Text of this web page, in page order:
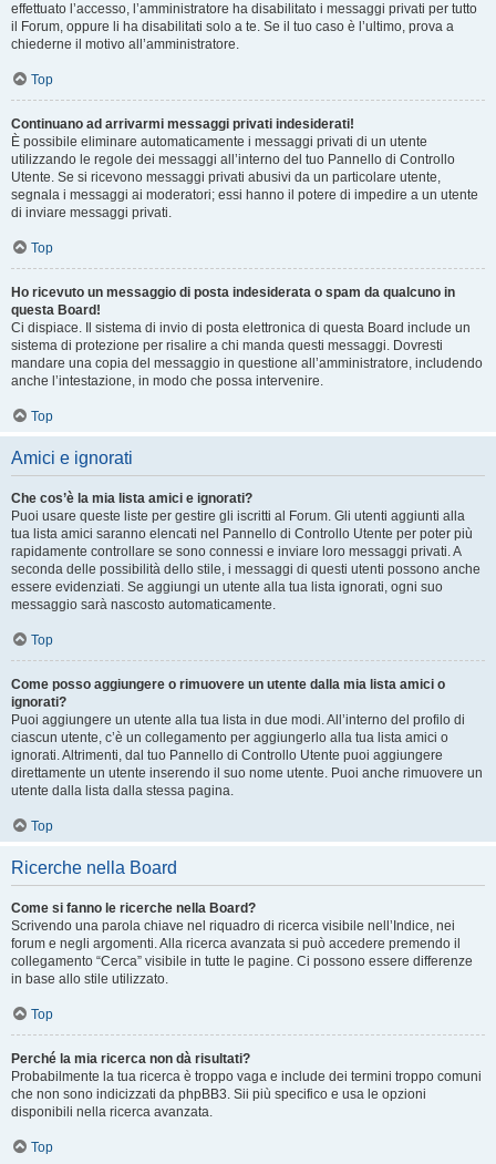
effettuato l’accesso, l’amministratore ha disabilitato i messaggi privati per tutto
il Forum, oppure li ha disabilitati solo a te. Se il tuo caso è l’ultimo, prova a
chiederne il motivo all’amministratore.
Top
Continuano ad arrivarmi messaggi privati indesiderati!
È possibile eliminare automaticamente i messaggi privati ​​di un utente
utilizzando le regole dei messaggi all’interno del tuo Pannello di Controllo
Utente. Se si ricevono messaggi privati ​​abusivi da un particolare utente,
segnala i messaggi ai moderatori; essi hanno il potere di impedire a un utente
di inviare messaggi privati​​.
Top
Ho ricevuto un messaggio di posta indesiderata o spam da qualcuno in
questa Board!
Ci dispiace. Il sistema di invio di posta elettronica di questa Board include un
sistema di protezione per risalire a chi manda questi messaggi. Dovresti
mandare una copia del messaggio in questione all’amministratore, includendo
anche l’intestazione, in modo che possa intervenire.
Top
Amici e ignorati
Che cos’è la mia lista amici e ignorati?
Puoi usare queste liste per gestire gli iscritti al Forum. Gli utenti aggiunti alla
tua lista amici saranno elencati nel Pannello di Controllo Utente per poter più
rapidamente controllare se sono connessi e inviare loro messaggi privati. A
seconda delle possibilità dello stile, i messaggi di questi utenti possono anche
essere evidenziati. Se aggiungi un utente alla tua lista ignorati, ogni suo
messaggio sarà nascosto automaticamente.
Top
Come posso aggiungere o rimuovere un utente dalla mia lista amici o
ignorati?
Puoi aggiungere un utente alla tua lista in due modi. All’interno del profilo di
ciascun utente, c’è un collegamento per aggiungerlo alla tua lista amici o
ignorati. Altrimenti, dal tuo Pannello di Controllo Utente puoi aggiungere
direttamente un utente inserendo il suo nome utente. Puoi anche rimuovere un
utente dalla lista dalla stessa pagina.
Top
Ricerche nella Board
Come si fanno le ricerche nella Board?
Scrivendo una parola chiave nel riquadro di ricerca visibile nell’Indice, nei
forum e negli argomenti. Alla ricerca avanzata si può accedere premendo il
collegamento “Cerca” visibile in tutte le pagine. Ci possono essere differenze
in base allo stile utilizzato.
Top
Perché la mia ricerca non dà risultati?
Probabilmente la tua ricerca è troppo vaga e include dei termini troppo comuni
che non sono indicizzati da phpBB3. Sii più specifico e usa le opzioni
disponibili nella ricerca avanzata.
Top